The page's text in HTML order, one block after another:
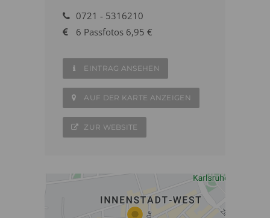
0721 - 5316210
6 Passfotos 6,95 €
EINTRAG ANSEHEN
AUF DER KARTE ANZEIGEN
ZUR WEBSITE